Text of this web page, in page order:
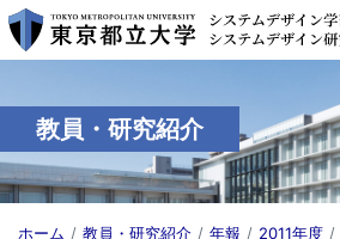
教員・研究紹介
ホーム 教員・研究紹介 年報 2011年度